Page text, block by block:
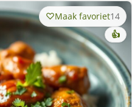
Maak favoriet14
👍